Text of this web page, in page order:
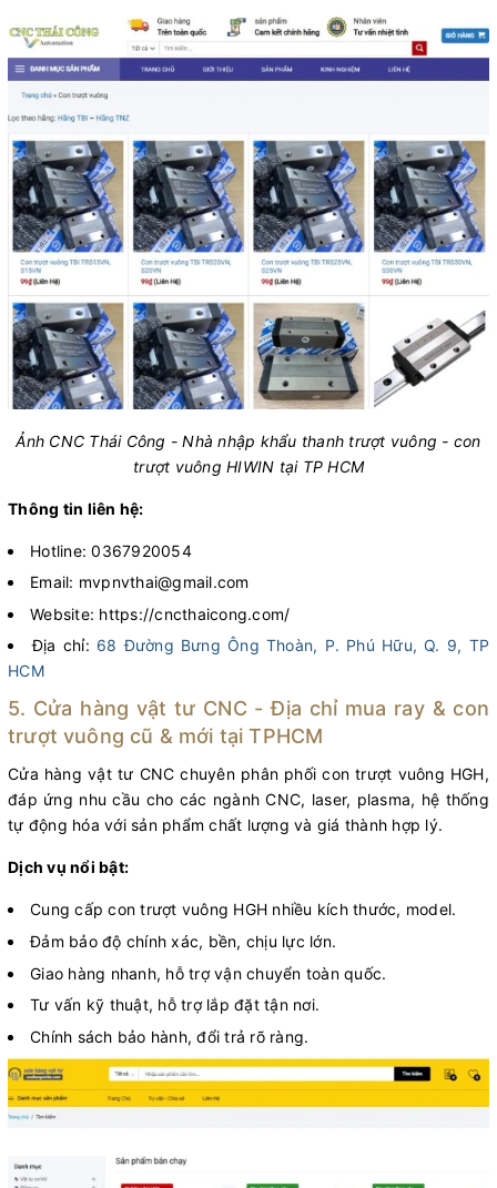
Ảnh CNC Thái Công - Nhà nhập khẩu thanh trượt vuông - con
trượt vuông HIWIN tại TP HCM
Thông tin liên hệ:
Hotline: 0367920054
Email: mvpnvthai@gmail.com
Website: https://cncthaicong.com/
Địa chỉ: 68 Đường Bưng Ông Thoàn, P. Phú Hữu, Q. 9, TP
HCM
5. Cửa hàng vật tư CNC - Địa chỉ mua ray & con
trượt vuông cũ & mới tại TPHCM
Cửa hàng vật tư CNC chuyên phân phối con trượt vuông HGH,
đáp ứng nhu cầu cho các ngành CNC, laser, plasma, hệ thống
tự động hóa với sản phẩm chất lượng và giá thành hợp lý.
Dịch vụ nổi bật:
Cung cấp con trượt vuông HGH nhiều kích thước, model.
Đảm bảo độ chính xác, bền, chịu lực lớn.
Giao hàng nhanh, hỗ trợ vận chuyển toàn quốc.
Tư vấn kỹ thuật, hỗ trợ lắp đặt tận nơi.
Chính sách bảo hành, đổi trả rõ ràng.